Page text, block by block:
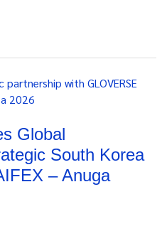
Global
South Korea
– Anuga